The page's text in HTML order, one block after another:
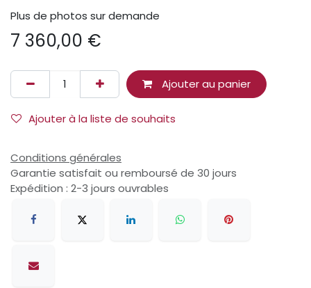
Plus de photos sur demande
7 360,00 €
Ajouter au panier
Ajouter à la liste de souhaits
Conditions générales
Garantie satisfait ou remboursé de 30 jours
Expédition : 2-3 jours ouvrables